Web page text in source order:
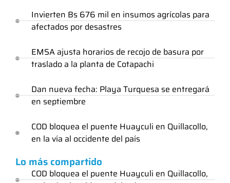
Invierten Bs 676 mil en insumos agrícolas para
afectados por desastres
EMSA ajusta horarios de recojo de basura por
traslado a la planta de Cotapachi
Dan nueva fecha: Playa Turquesa se entregará
en septiembre
COD bloquea el puente Huayculi en Quillacollo,
en la vía al occidente del país
Lo más compartido
COD bloquea el puente Huayculi en Quillacollo,